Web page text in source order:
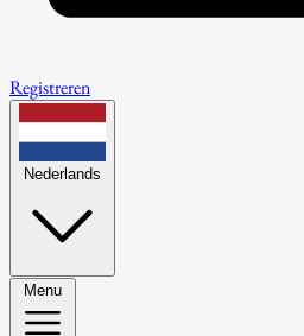
Registreren
Nederlands
Menu